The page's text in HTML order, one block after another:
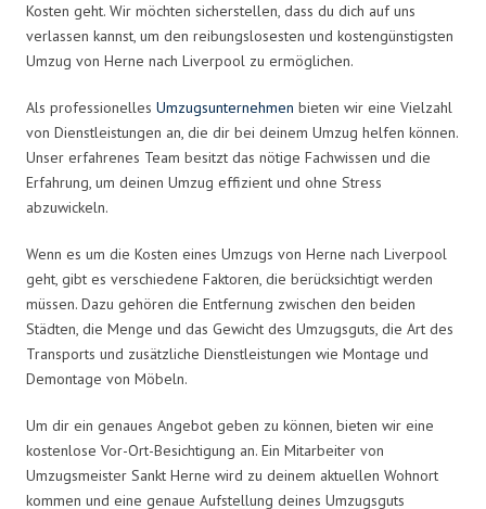
Kosten geht. Wir möchten sicherstellen, dass du dich auf uns
verlassen kannst, um den reibungslosesten und kostengünstigsten
Umzug von Herne nach Liverpool zu ermöglichen.
Als professionelles Umzugsunternehmen bieten wir eine Vielzahl
von Dienstleistungen an, die dir bei deinem Umzug helfen können.
Unser erfahrenes Team besitzt das nötige Fachwissen und die
Erfahrung, um deinen Umzug effizient und ohne Stress
abzuwickeln.
Wenn es um die Kosten eines Umzugs von Herne nach Liverpool
geht, gibt es verschiedene Faktoren, die berücksichtigt werden
müssen. Dazu gehören die Entfernung zwischen den beiden
Städten, die Menge und das Gewicht des Umzugsguts, die Art des
Transports und zusätzliche Dienstleistungen wie Montage und
Demontage von Möbeln.
Um dir ein genaues Angebot geben zu können, bieten wir eine
kostenlose Vor-Ort-Besichtigung an. Ein Mitarbeiter von
Umzugsmeister Sankt Herne wird zu deinem aktuellen Wohnort
kommen und eine genaue Aufstellung deines Umzugsguts